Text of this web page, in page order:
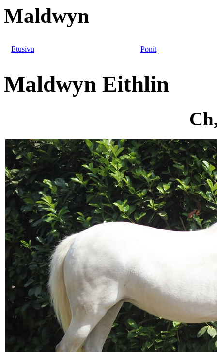
Maldwyn
Etusivu Ponit
Maldwyn Eithlin